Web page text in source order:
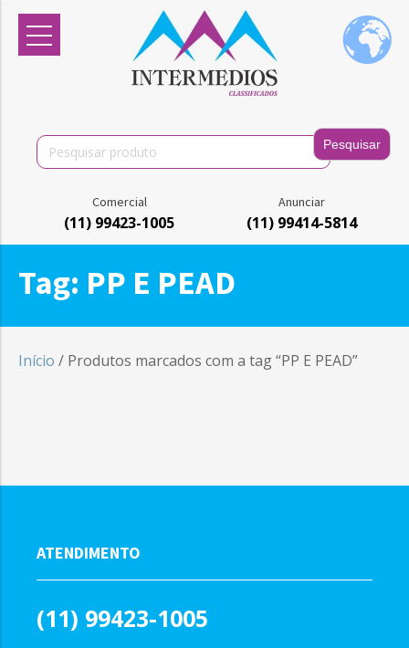
Search
for:
Comercial
(11) 99423-1005
Anunciar
(11) 99414-5814
Tag: PP E PEAD
Início / Produtos marcados com a tag “PP E PEAD”
ATENDIMENTO
(11) 99423-1005